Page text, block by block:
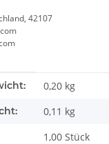
42107
0,20 kg
0,11 kg
1,00 Stück